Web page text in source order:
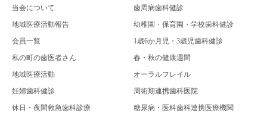
当会について
地域医療活動報告
会員一覧
私の町の歯医者さん
地域医療活動
妊婦歯科健診
休日・夜間救急歯科診療
歯周病歯科健診
幼稚園・保育園・学校歯科健診
1歳6か月児・3歳児歯科健診
春・秋の健康週間
オーラルフレイル
周術期連携歯科医院
糖尿病・医科歯科連携医療機関